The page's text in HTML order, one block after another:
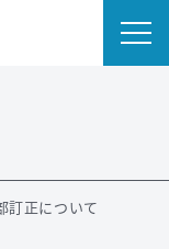
訂正について